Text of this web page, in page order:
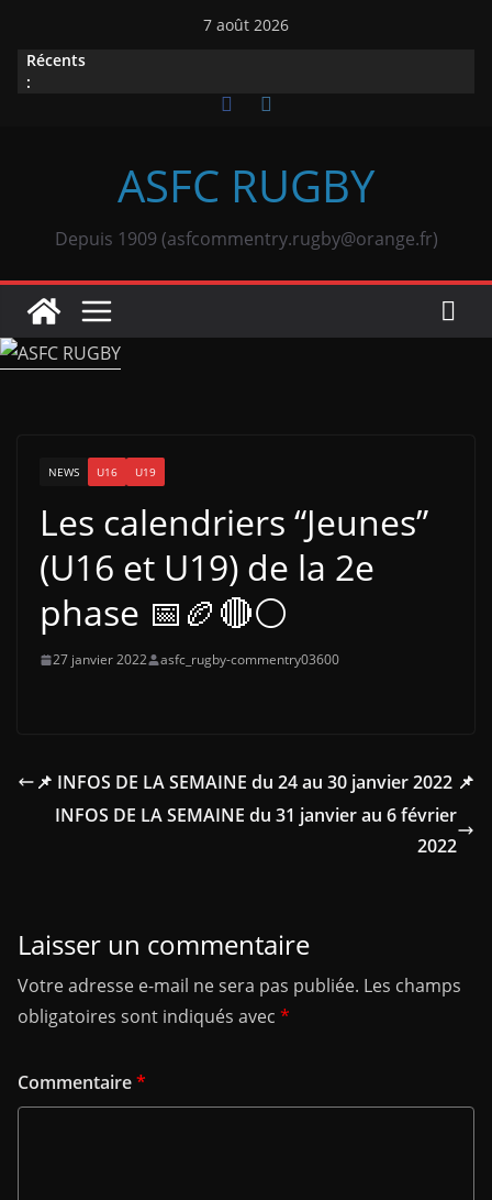
contenu
7 août 2026
Récents
:
ASFC RUGBY
Depuis 1909 (asfcommentry.rugby@orange.fr)
NEWS U16 U19
Les calendriers “Jeunes”
(U16 et U19) de la 2e
phase 📅🏉🔴⚪️
27 janvier 2022 asfc_rugby-commentry03600
📌 INFOS DE LA SEMAINE du 24 au 30 janvier 2022 📌
INFOS DE LA SEMAINE du 31 janvier au 6 février
2022
Laisser un commentaire
Votre adresse e-mail ne sera pas publiée. Les champs
obligatoires sont indiqués avec *
Commentaire*